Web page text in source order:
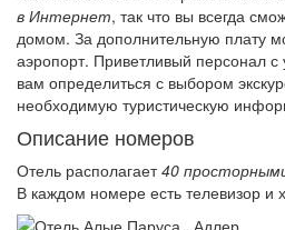
в Интернет, так что вы всегда
домом. За дополнительную плату
аэропорт. Приветливый персонал
вам определиться с выбором
необходимую туристическую
Описание номеров
Отель располагает40
В каждом номере есть телевизор и